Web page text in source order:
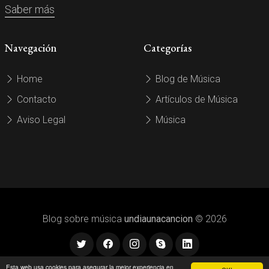
Esta web usa cookies para asegurar la mejor experiencia en
Saber más
Navegación
Home
Contacto
Aviso Legal
Categorías
Blog de Música
Artículos de Música
Música
Blog sobre música undiaunacancion © 2026